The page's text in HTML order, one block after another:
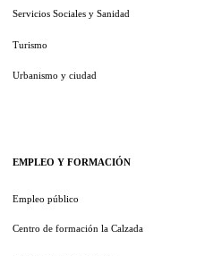
Servicios Sociales y Sanidad
Turismo
Urbanismo y ciudad
EMPLEO Y FORMACIÓN
Empleo público
Centro de formación la Calzada